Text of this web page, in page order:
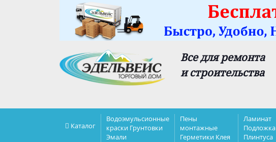
Все для ремонта
и строительства
Каталог
Водоэмульсионные
краски Грунтовки
Эмали
Пены
монтажные
Герметики Клея
Ламинат
Подложка
Плинтуса